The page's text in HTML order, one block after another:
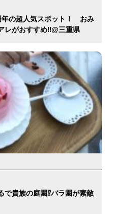
年の超人気スポット！ おみ
レがおすすめ‼︎@三重県
で貴族の庭園⁉︎バラ園が素敵